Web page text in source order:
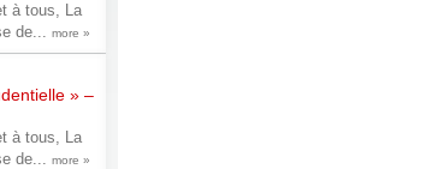
à tous, La
de... more »
» –
à tous, La
de... more »